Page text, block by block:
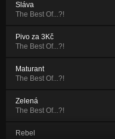
Sláva
The Best Of...?!
Pivo za 3Kč
The Best Of...?!
Maturant
The Best Of...?!
Zelená
The Best Of...?!
Rebel